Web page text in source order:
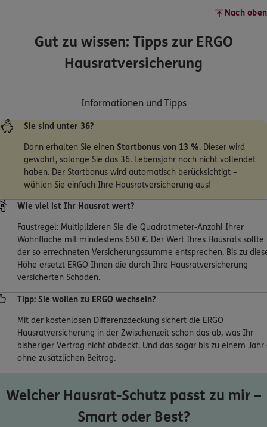
Nach oben
Gut zu wissen: Tipps zur ERGO
Hausratversicherung
Informationen und Tipps
Sie sind unter 36?
Dann erhalten Sie einen Startbonus von 13 %. Dieser wird
gewährt, solange Sie das 36. Lebensjahr noch nicht vollendet
haben. Der Startbonus wird automatisch berücksichtigt –
wählen Sie einfach Ihre Hausratversicherung aus!
Wie viel ist Ihr Hausrat wert?
Faustregel: Multiplizieren Sie die Quadratmeter-Anzahl Ihrer
Wohnfläche mit mindestens 650 €. Der Wert Ihres Hausrats sollte
der so errechneten Versicherungssumme entsprechen. Bis zu
Höhe ersetzt ERGO Ihnen die durch Ihre Hausratversicherung
versicherten Schäden.
Tipp: Sie wollen zu ERGO wechseln?
Mit der kostenlosen Differenzdeckung sichert die ERGO
Hausratversicherung in der Zwischenzeit schon das ab, was Ihr
bisheriger Vertrag nicht abdeckt. Und das sogar bis zu einem Jahr
ohne zusätzlichen Beitrag.
Welcher Hausrat-Schutz passt zu mir –
Smart oder Best?